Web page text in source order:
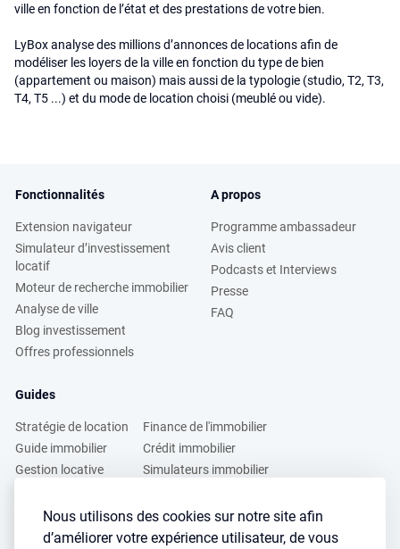
Nous utilisons des cookies sur notre site afin
d’améliorer votre expérience utilisateur, de vous
ville en fonction de l’état et des prestations de votre bien.
LyBox analyse des millions d’annonces de locations afin de
modéliser les loyers de la ville en fonction du type de bien
(appartement ou maison) mais aussi de la typologie (studio, T2, T3,
T4, T5 ...) et du mode de location choisi (meublé ou vide).
Fonctionnalités
Extension navigateur
Simulateur d’investissement
locatif
Moteur de recherche immobilier
Analyse de ville
Blog investissement
Offres professionnels
A propos
Programme ambassadeur
Avis client
Podcasts et Interviews
Presse
FAQ
Guides
Stratégie de location
Guide immobilier
Gestion locative
Finance de l'immobilier
Crédit immobilier
Simulateurs immobilier
Vous voulez apprendre à investir dans l’immobilier ?